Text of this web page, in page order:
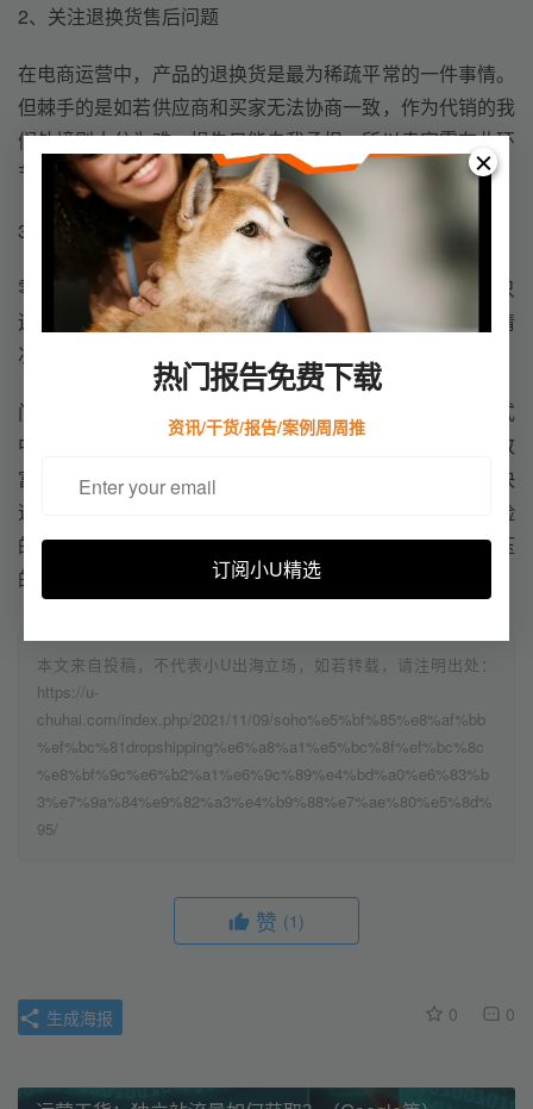
热门报告免费下载
资讯/干货/报告/案例周周推
订阅小U精选
2、关注退换货售后问题
在电商运营中，产品的退换货是最为稀疏平常的一件事情。
但棘手的是如若供应商和买家无法协商一致，作为代销的我
们处境则十分为难，损失只能自我承担，所以卖家需在此环
节投入更多的精力和时间。
3、优化供应链
零库存同时也意味着存在缺货的问题，而且卖家也不可能只
运营一两款产品，所以卖家需优化供应链，以免出现缺货情
况，需储备多个供应商，以此来稳定货源。
门槛低导致了越来越多的跨境小白参与到Dropshipping模式
中，但卖家需谨记，Dropshipping模式也并不是一种快速致
富的跨境商业模式，还需好好运营。不过在产品更新换代快
速的情况下，Dropshipping模式确实是一种低成本、低风险
的跨境电商模式，也极为适合刚入门不久或者不想库存积压
的行业小白。
本文来自投稿，不代表小U出海立场，如若转载，请注明出处：
https://u-
chuhai.com/index.php/2021/11/09/soho%e5%bf%85%e8%af%bb
%ef%bc%81dropshipping%e6%a8%a1%e5%bc%8f%ef%bc%8c
%e8%bf%9c%e6%b2%a1%e6%9c%89%e4%bd%a0%e6%83%b
3%e7%9a%84%e9%82%a3%e4%b9%88%e7%ae%80%e5%8d%
95/
赞 (1)
0 0
生成海报